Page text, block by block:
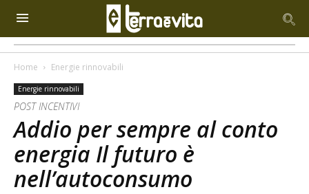
Home Energie rinnovabili
Energie rinnovabili
POST INCENTIVI
Addio per sempre al conto
energia Il futuro è
nell’autoconsumo